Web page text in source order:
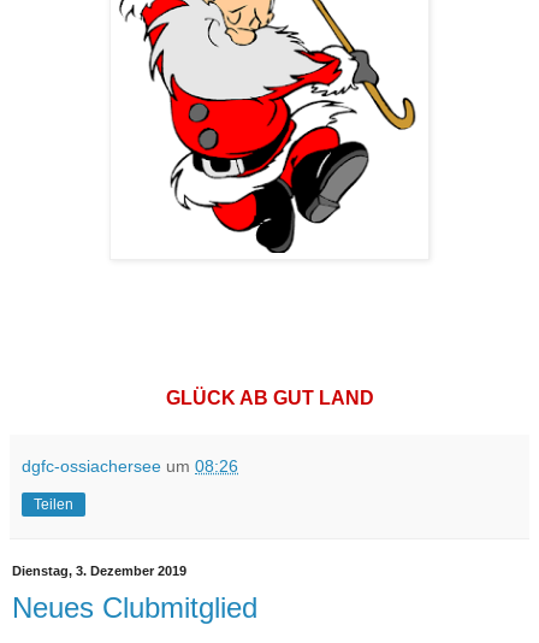
GLÜCK AB GUT LAND
dgfc-ossiachersee um 08:26
Teilen
Dienstag, 3. Dezember 2019
Neues Clubmitglied